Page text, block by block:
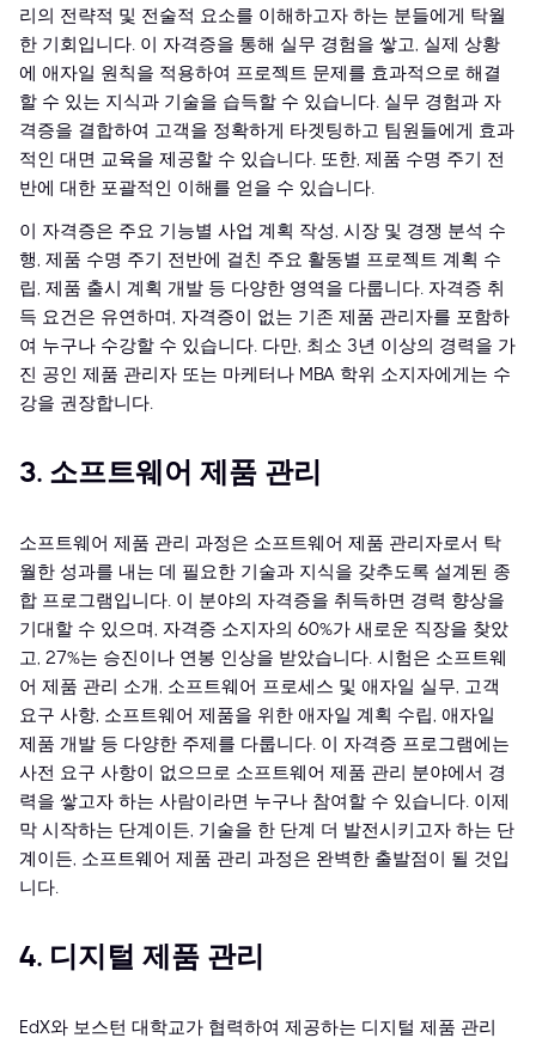
리의 전략적 및 전술적 요소를 이해하고자 하는 분들에게 탁월
한 기회입니다. 이 자격증을 통해 실무 경험을 쌓고, 실제 상황
에 애자일 원칙을 적용하여 프로젝트 문제를 효과적으로 해결
할 수 있는 지식과 기술을 습득할 수 있습니다. 실무 경험과 자
격증을 결합하여 고객을 정확하게 타겟팅하고 팀원들에게 효과
적인 대면 교육을 제공할 수 있습니다. 또한, 제품 수명 주기 전
반에 대한 포괄적인 이해를 얻을 수 있습니다.
이 자격증은 주요 기능별 사업 계획 작성, 시장 및 경쟁 분석 수
행, 제품 수명 주기 전반에 걸친 주요 활동별 프로젝트 계획 수
립, 제품 출시 계획 개발 등 다양한 영역을 다룹니다. 자격증 취
득 요건은 유연하며, 자격증이 없는 기존 제품 관리자를 포함하
여 누구나 수강할 수 있습니다. 다만, 최소 3년 이상의 경력을 가
진 공인 제품 관리자 또는 마케터나 MBA 학위 소지자에게는 수
강을 권장합니다.
3. 소프트웨어 제품 관리
소프트웨어 제품 관리 과정은 소프트웨어 제품 관리자로서 탁
월한 성과를 내는 데 필요한 기술과 지식을 갖추도록 설계된 종
합 프로그램입니다. 이 분야의 자격증을 취득하면 경력 향상을
기대할 수 있으며, 자격증 소지자의 60%가 새로운 직장을 찾았
고, 27%는 승진이나 연봉 인상을 받았습니다. 시험은 소프트웨
어 제품 관리 소개, 소프트웨어 프로세스 및 애자일 실무, 고객
요구 사항, 소프트웨어 제품을 위한 애자일 계획 수립, 애자일
제품 개발 등 다양한 주제를 다룹니다. 이 자격증 프로그램에는
사전 요구 사항이 없으므로 소프트웨어 제품 관리 분야에서 경
력을 쌓고자 하는 사람이라면 누구나 참여할 수 있습니다. 이제
막 시작하는 단계이든, 기술을 한 단계 더 발전시키고자 하는 단
계이든, 소프트웨어 제품 관리 과정은 완벽한 출발점이 될 것입
니다.
4. 디지털 제품 관리
EdX와 보스턴 대학교가 협력하여 제공하는 디지털 제품 관리